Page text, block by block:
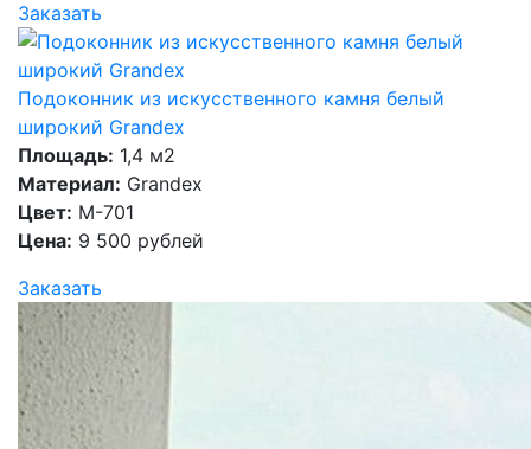
Заказать
Подоконник из искусственного камня белый
широкий Grandex
Площадь: 1,4 м2
Материал: Grandex
Цвет: M-701
Цена: 9 500 рублей
Заказать